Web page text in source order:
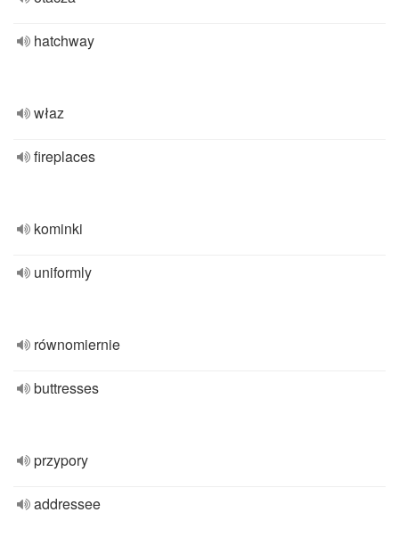
hatchway
właz
fireplaces
kominki
uniformly
równomiernie
buttresses
przypory
addressee